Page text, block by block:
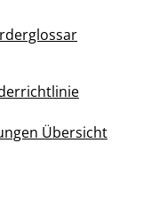
Übersicht